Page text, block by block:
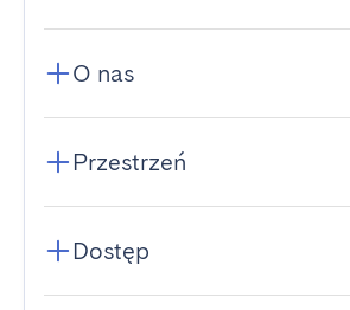
O nas
Przestrzeń
Dostęp